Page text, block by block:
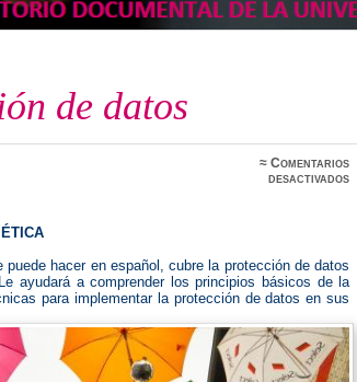
de datos
≈Comentarios
desactivadosen
hacer en español, cubre la protección de datos
Le ayudará a comprender los principios básicos de la
para implementar la protección de datos en sus